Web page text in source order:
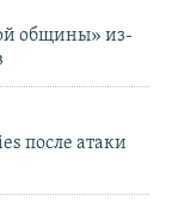
общины» из-
после атаки